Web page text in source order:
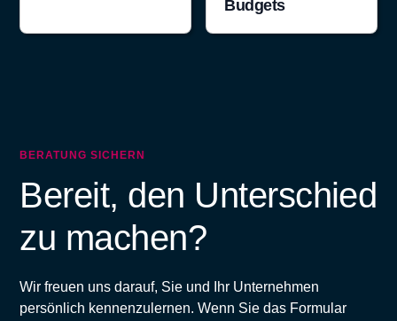
Budgets
BERATUNG SICHERN
Bereit, den Unterschied
zu machen?
Wir freuen uns darauf, Sie und Ihr Unternehmen
persönlich kennenzulernen. Wenn Sie das Formular